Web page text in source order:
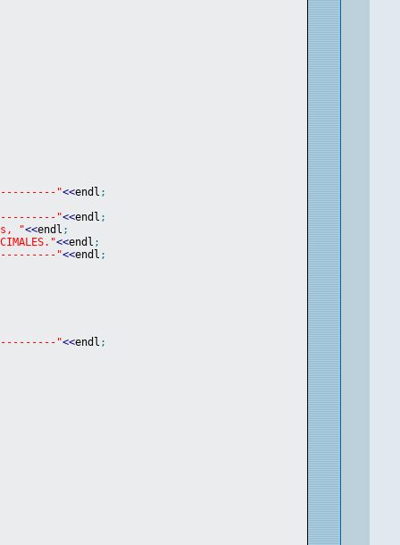
"<<endl ;
"<<endl ;
"<<endl ;
<<endl ;
"<<endl ;
"<<endl ;